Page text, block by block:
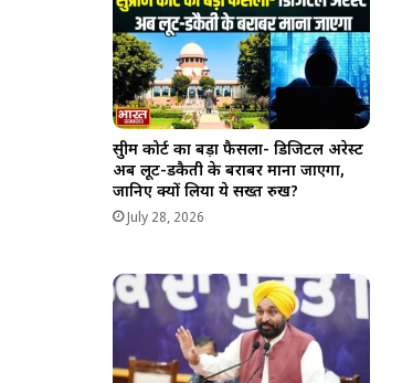
सुप्रीम कोर्ट का बड़ा फैसला- डिजिटल अरेस्ट
अब लूट-डकैती के बराबर माना जाएगा,
जानिए क्यों लिया ये सख्त रुख?
July 28, 2026